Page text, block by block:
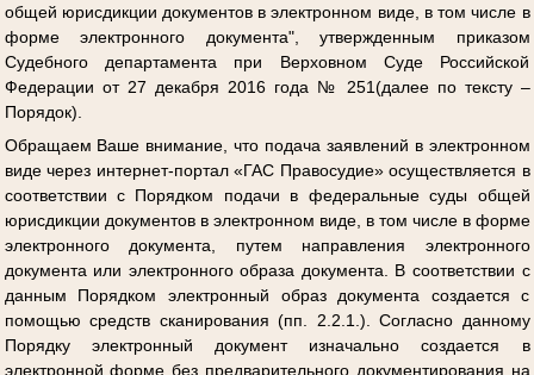
общей юрисдикции документов в электронном виде, в том числе в
форме электронного документа", утвержденным приказом
Судебного департамента при Верховном Суде Российской
Федерации от 27 декабря 2016 года № 251(далее по тексту –
Порядок).
Обращаем Ваше внимание, что подача заявлений в электронном
виде через интернет-портал «ГАС Правосудие» осуществляется в
соответствии с Порядком подачи в федеральные суды общей
юрисдикции документов в электронном виде, в том числе в форме
электронного документа, путем направления электронного
документа или электронного образа документа. В соответствии с
данным Порядком электронный образ документа создается с
помощью средств сканирования (пп. 2.2.1.). Согласно данному
Порядку электронный документ изначально создается в
электронной форме без предварительного документирования на